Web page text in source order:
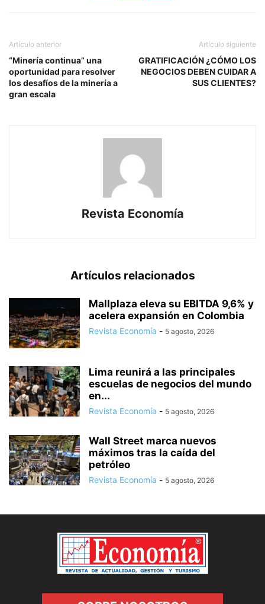
Artículo anterior
“Minería continua” una
oportunidad para resolver
los desafíos de la minería a
gran escala
Artículo siguiente
GRATIFICACIÓN ¿CÓMO LOS
NEGOCIOS DEBEN CUIDAR A
SUS CLIENTES?
Revista Economía
Artículos relacionados
Mallplaza eleva su EBITDA 9,6% y
acelera expansión en Colombia
Revista Economía - 5 agosto, 2026
Lima reunirá a las principales
escuelas de negocios del mundo
en...
Revista Economía - 5 agosto, 2026
Wall Street marca nuevos
máximos tras la caída del
petróleo
Revista Economía - 5 agosto, 2026